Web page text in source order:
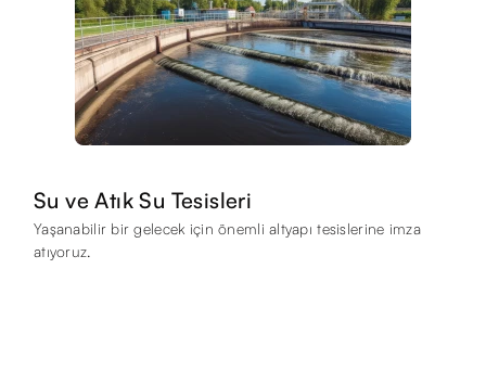
Su ve Atık Su Tesisleri
Yaşanabilir bir gelecek için önemli altyapı tesislerine imza
atıyoruz.